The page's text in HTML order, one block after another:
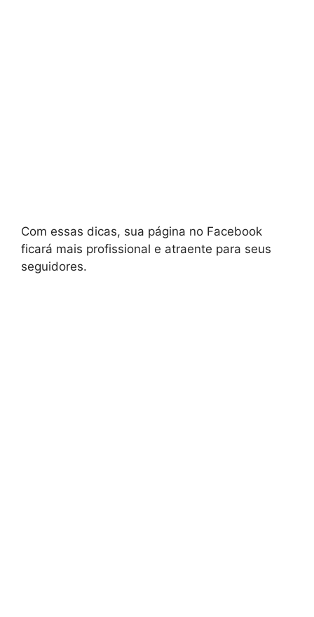
Com essas dicas, sua página no Facebook
ficará mais profissional e atraente para seus
seguidores.